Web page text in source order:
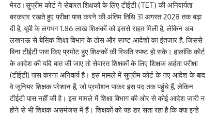
मेरठ।सुप्रीम कोर्ट ने सेवारत शिक्षकों के लिए टीईटी (TET) की अनिवार्यता
बरकरार रखते हुए परीक्षा पास करने की अंतिम तिथि 31 अगस्त 2028 तक बढ़ा
दी है, यूपी के लगभग 1.86 लाख शिक्षकों को इससे राहत मिली है, लेकिन अब
लखनऊ से बेसिक शिक्षा विभाग के ठोस और स्पष्ट आदेशों का इंतजार है, जिससे
बिना टीईटी पास किए प्रमोट हुए शिक्षकों की स्थिति स्पष्ट हो सके। हालांकि कोर्ट
के आदेश की यदि बात की जाए तो सेवारत शिक्षकों के लिए शिक्षक अर्हता परीक्षा
(टीईटी) पास करना अनिवार्य है। इस मामले में सुप्रीम कोर्ट के नए आदेश के बाद
वे जूनियर शिक्षक परेशान हैं, जो प्रमोशन पाकर इस पद तक पहुंचे हैं, लेकिन
टीईटी पास नहीं की है। इस मामले में शिक्षा विभाग की ओर से कोई आदेश जारी न
होने से भी शिक्षक असमंजस में हैं। शिक्षकों को यह डर सता रहा है कि क्या इन्हें